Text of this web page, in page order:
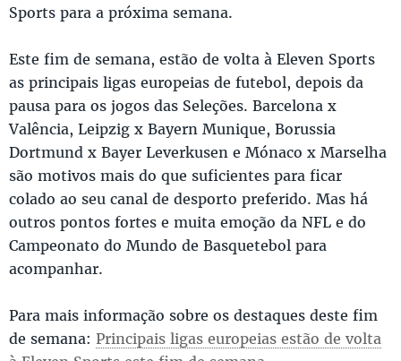
Sports para a próxima semana.
Este fim de semana, estão de volta à Eleven Sports
as principais ligas europeias de futebol, depois da
pausa para os jogos das Seleções. Barcelona x
Valência, Leipzig x Bayern Munique, Borussia
Dortmund x Bayer Leverkusen e Mónaco x Marselha
são motivos mais do que suficientes para ficar
colado ao seu canal de desporto preferido. Mas há
outros pontos fortes e muita emoção da NFL e do
Campeonato do Mundo de Basquetebol para
acompanhar.
Para mais informação sobre os destaques deste fim
de semana: Principais ligas europeias estão de volta